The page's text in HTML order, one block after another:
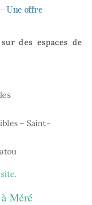
Une offre
des espaces de
– Saint-
Méré